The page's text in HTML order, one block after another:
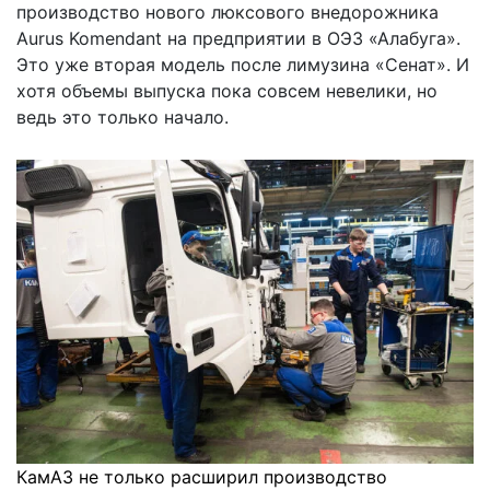
производство нового люксового внедорожника
Aurus Komendant на предприятии в ОЭЗ «Алабуга».
Это уже вторая модель после лимузина «Сенат». И
хотя объемы выпуска пока совсем невелики, но
ведь это только начало.
КамАЗ не только расширил производство